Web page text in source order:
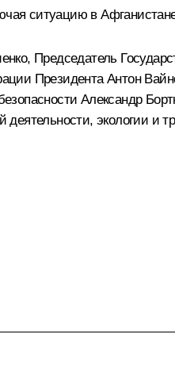
ситуацию в
, Председатель
Президента Антон
Александр
экологии и